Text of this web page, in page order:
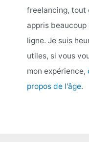
freelancing, tout
appris beaucoup
ligne. Je suis
utiles, si vous
mon expérience,
propos de l'âge.